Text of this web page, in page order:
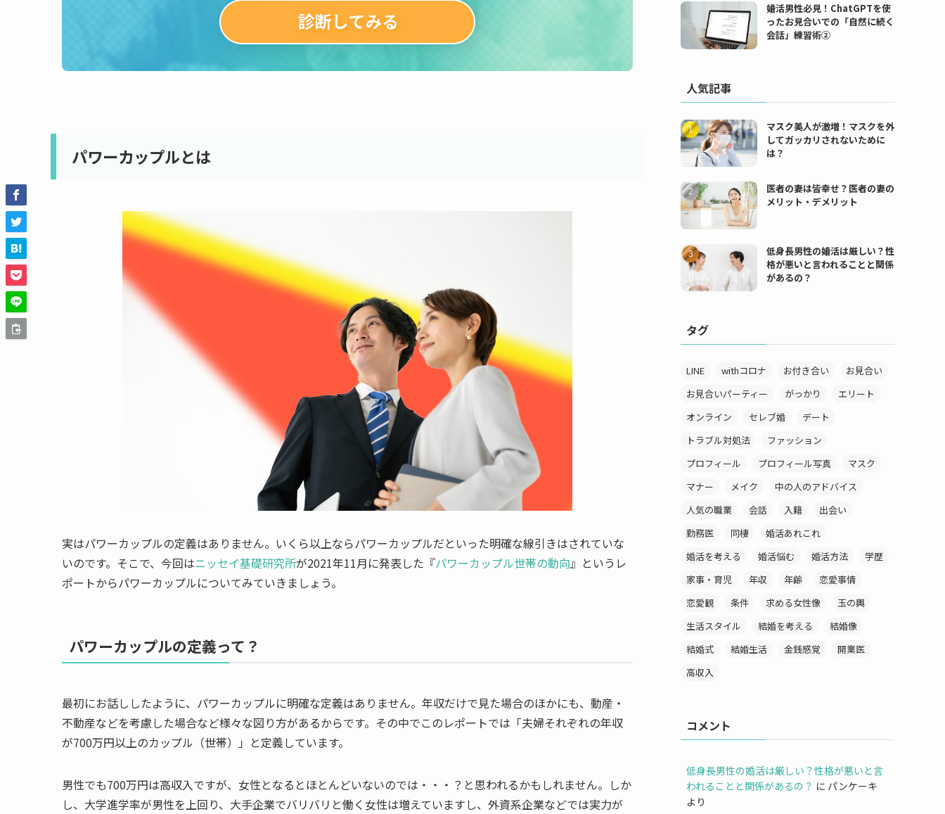
パワーカップルとは
実はパワーカップルの定義はありません。いくら以上ならパワーカップルだといった明確な線引きはされていな
いのです。そこで、今回はニッセイ基礎研究所が2021年11月に発表した『パワーカップル世帯の動向』というレ
ポートからパワーカップルについてみていきましょう。
パワーカップルの定義って？
最初にお話ししたように、パワーカップルに明確な定義はありません。年収だけで見た場合のほかにも、動産・
不動産などを考慮した場合など様々な図り方があるからです。その中でこのレポートでは「夫婦それぞれの年収
が700万円以上のカップル（世帯）」と定義しています。
男性でも700万円は高収入ですが、女性となるとほとんどいないのでは・・・？と思われるかもしれません。しか
し、大学進学率が男性を上回り、大手企業でバリバリと働く女性は増えていますし、外資系企業などでは実力が
婚活男性必見！ChatGPTを使
ったお見合いでの「自然に続く
会話」練習術②
人気記事
マスク美人が激増！マスクを外
してガッカリされないために
は？
医者の妻は皆幸せ？医者の妻の
メリット・デメリット
低身長男性の婚活は厳しい？性
格が悪いと言われることと関係
があるの？
タグ
LINE withコロナ お付き合い
お見合い
お見合いパーティー
がっかり
エリート
オンライン
セレブ婚
デート
トラブル対処法
ファッション
プロフィール
プロフィール写真
マスク
マナー
メイク
中の人のアドバイス
人気の職業
会話 入籍
出会い
勤務医
同棲
婚活あれこれ
婚活を考える
婚活悩む 婚活方法
学歴
家事・育児
年収 年齢
恋愛事情
恋愛観
条件 求める女性像
玉の輿
生活スタイル
結婚を考える
結婚像
結婚式
結婚生活 金銭感覚
開業医
高収入
コメント
低身長男性の婚活は厳しい？性格が悪いと言
われることと関係があるの？ に パンケーキ
より